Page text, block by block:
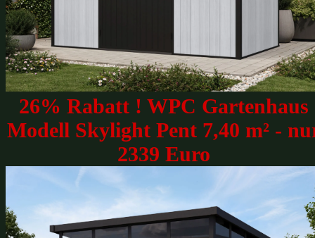
26% Rabatt ! WPC Gartenhaus
Modell Skylight Pent 7,40 m² -
2339 Euro